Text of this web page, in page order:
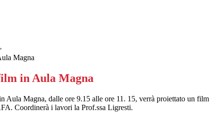
Magna
in Aula Magna
Aula Magna, dalle ore 9.15 alle ore 11. 15, verrà proiettato un film
Coordinerà i lavori la Prof.ssa Ligresti.